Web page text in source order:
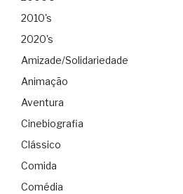
2010's
2020's
Amizade/Solidariedade
Animação
Aventura
Cinebiografia
Clássico
Comida
Comédia